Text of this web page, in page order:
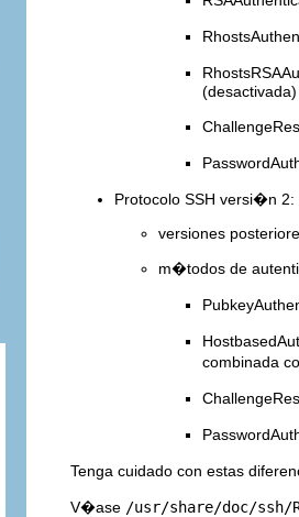
(desactivada)
Protocolo SSH versi�n 2:
versiones
m�todos de
combinada
Tenga cuidado con estas
V�ase /usr/share/doc/ssh/